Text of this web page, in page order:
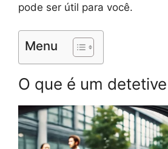
pode ser útil para você.
Menu
O que é um